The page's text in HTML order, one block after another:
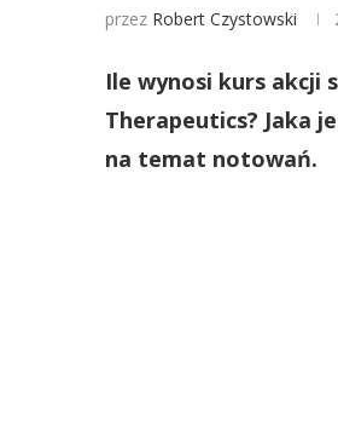
przez Robert Czystowski
Ile wynosi kurs akcji
Therapeutics? Jaka
na temat notowań.